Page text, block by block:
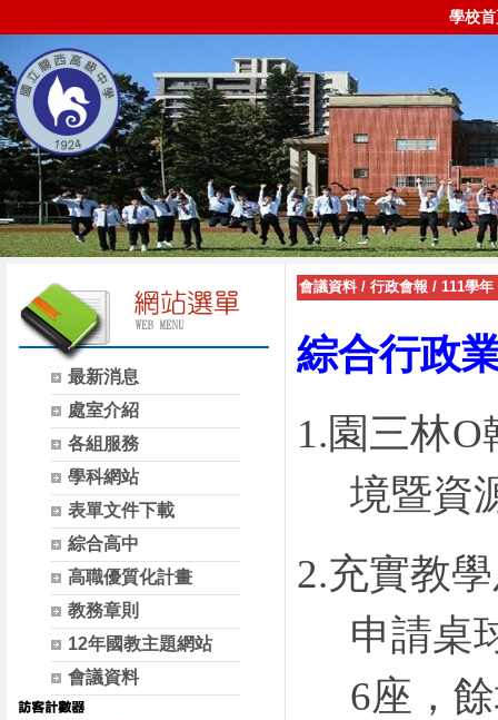
學校
最新消息
處室介紹
各組服務
學科網站
表單文件下載
綜合高中
高職優質化計畫
教務章則
12年國教主題網站
會議資料
會議資料/ 行政會報 / 111學年
綜合行政
1.園三林O
境暨資
2.充實教
申請桌
6座，